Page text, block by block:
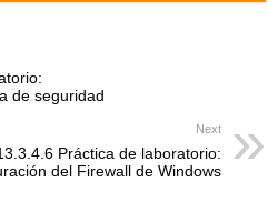
de seguridad
Next
Práctica de laboratorio:
del Firewall de Windows